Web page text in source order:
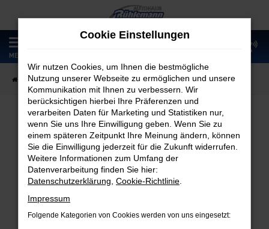
Zum
Hauptinhalt
springen
MENÜ
Startseite Fahrzeugangebote Fahrzeugmarkt
Fahrzeugmarkt
Fehler: Network Error
Beim Laden ist ein Fehler aufgetreten.
Cookie Einstellungen
Wir nutzen Cookies, um Ihnen die bestmögliche
Nutzung unserer Webseite zu ermöglichen und unsere
Kommunikation mit Ihnen zu verbessern. Wir
berücksichtigen hierbei Ihre Präferenzen und
verarbeiten Daten für Marketing und Statistiken nur,
wenn Sie uns Ihre Einwilligung geben. Wenn Sie zu
einem späteren Zeitpunkt Ihre Meinung ändern, können
Sie die Einwilligung jederzeit für die Zukunft widerrufen.
Weitere Informationen zum Umfang der
Datenverarbeitung finden Sie hier:
Datenschutzerklärung Cookie-Richtlinie
Impressum
Folgende Kategorien von Cookies werden von uns eingesetzt: